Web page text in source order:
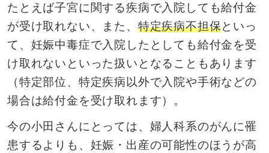
たとえば子宮に関する疾病で入院しても給付金
が受け取れない、また、 特定疾病不担保といっ
て、妊娠中毒症で入院したとしても給付金を受
け取れないといった扱いとなることもあります
（特定部位、特定疾病以外で入院や手術などの
場合は給付金を受け取れます）。
今の小田さんにとっては、婦人科系のがんに罹
患するよりも、妊娠・出産の可能性のほうが高